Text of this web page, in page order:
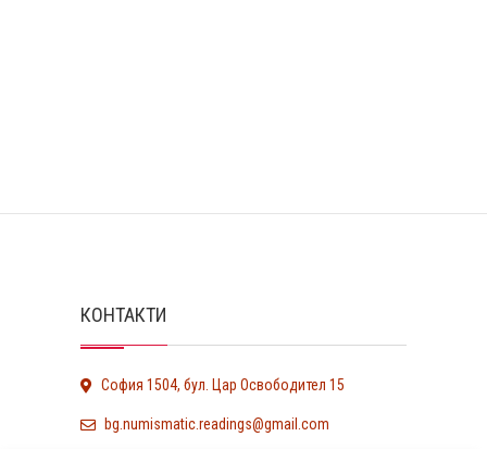
КОНТАКТИ
София 1504, бул. Цар Освободител 15
bg.numismatic.readings@gmail.com